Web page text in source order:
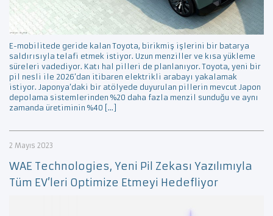
E-mobilitede geride kalan Toyota, birikmiş işlerini bir batarya
saldırısıyla telafi etmek istiyor. Uzun menziller ve kısa yükleme
süreleri vadediyor. Katı hal pilleri de planlanıyor. Toyota, yeni bir
pil nesli ile 2026’dan itibaren elektrikli arabayı yakalamak
istiyor. Japonya’daki bir atölyede duyurulan pillerin mevcut Japon
depolama sistemlerinden %20 daha fazla menzil sunduğu ve aynı
zamanda üretiminin %40 […]
2 Mayıs 2023
WAE Technologies, Yeni Pil Zekası Yazılımıyla
Tüm EV’leri Optimize Etmeyi Hedefliyor